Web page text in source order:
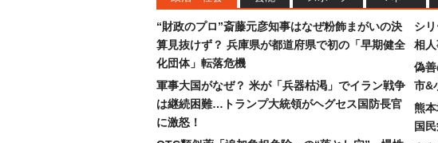
“財政のプロ”斎藤元彦知事はなぜ粉飾まがいの決
算見抜けず？ 兵庫県が都道府県で初の「早期健全
化団体」転落危機
軍事大国がなぜ？ 米が「兵器枯渇」でイラン戦争
は継続困難…トランプ大統領がヘグセス国防長官
に激怒！
シ
相
偽
市&
熊
国